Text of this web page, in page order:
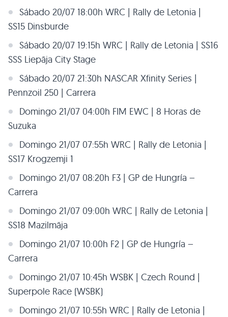
Sábado 20/07 18:00h WRC | Rally de Letonia |
SS15 Dinsburde
Sábado 20/07 19:15h WRC | Rally de Letonia | SS16
SSS Liepāja City Stage
Sábado 20/07 21:30h NASCAR Xfinity Series |
Pennzoil 250 | Carrera
Domingo 21/07 04:00h FIM EWC | 8 Horas de
Suzuka
Domingo 21/07 07:55h WRC | Rally de Letonia |
SS17 Krogzemji 1
Domingo 21/07 08:20h F3 | GP de Hungría –
Carrera
Domingo 21/07 09:00h WRC | Rally de Letonia |
SS18 Mazilmāja
Domingo 21/07 10:00h F2 | GP de Hungría –
Carrera
Domingo 21/07 10:45h WSBK | Czech Round |
Superpole Race (WSBK)
Domingo 21/07 10:55h WRC | Rally de Letonia |